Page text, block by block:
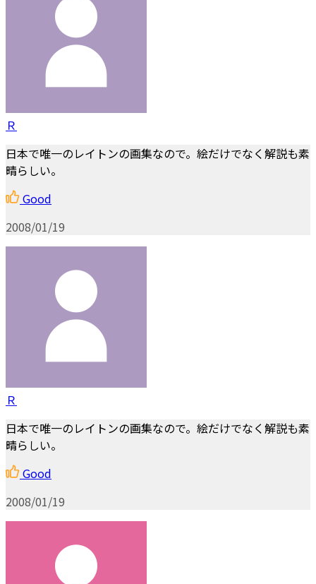
Ｒ
日本で唯一のレイトンの画集なので。絵だけでなく解説も素
晴らしい。
Good
2008/01/19
Ｒ
日本で唯一のレイトンの画集なので。絵だけでなく解説も素
晴らしい。
Good
2008/01/19